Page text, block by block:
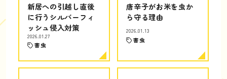
新居への引越し直後
に行うシルバーフィ
ッシュ侵入対策
2026.01.27
害虫
唐辛子がお米を虫か
ら守る理由
2026.01.13
害虫